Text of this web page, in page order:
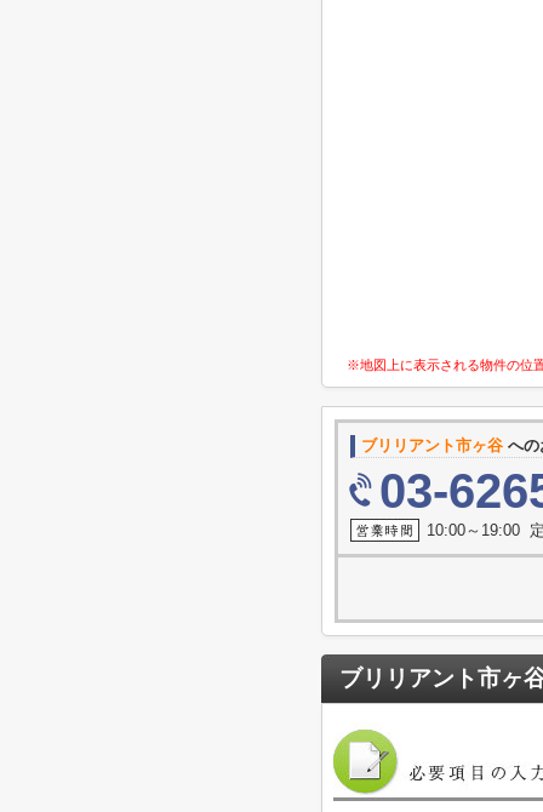
※地図上に表示される物件の位
ブリリアント市ヶ谷 へ
03-
10:00～19:00
ブリリアント市ヶ